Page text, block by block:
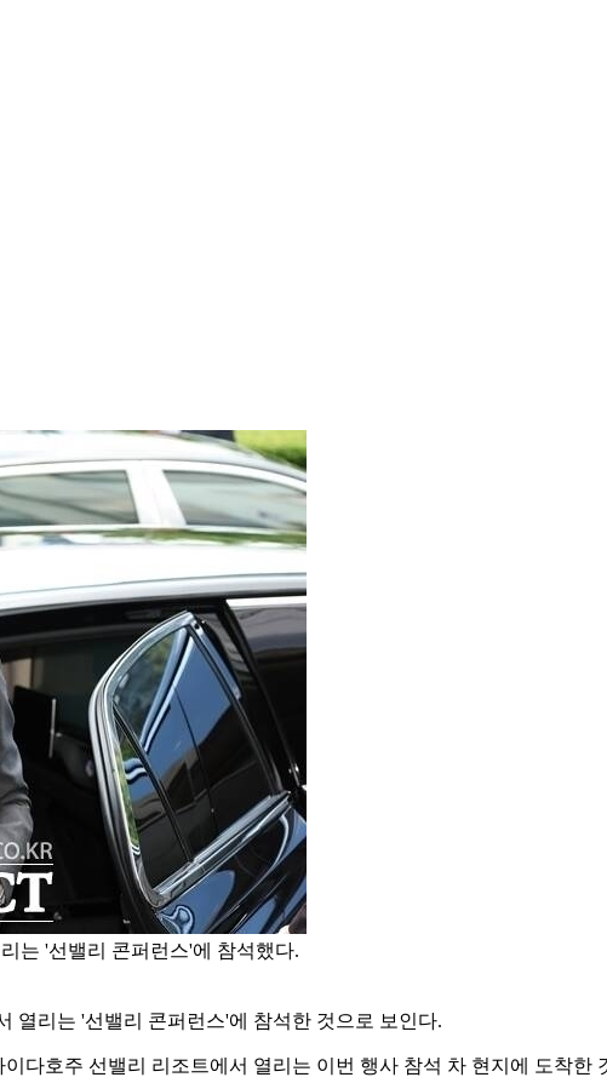
는 '선밸리 콘퍼런스'에 참석했다.
열리는 '선밸리 콘퍼런스'에 참석한 것으로 보인다.
다호주 선밸리 리조트에서 열리는 이번 행사 참석 차 현지에 도착한